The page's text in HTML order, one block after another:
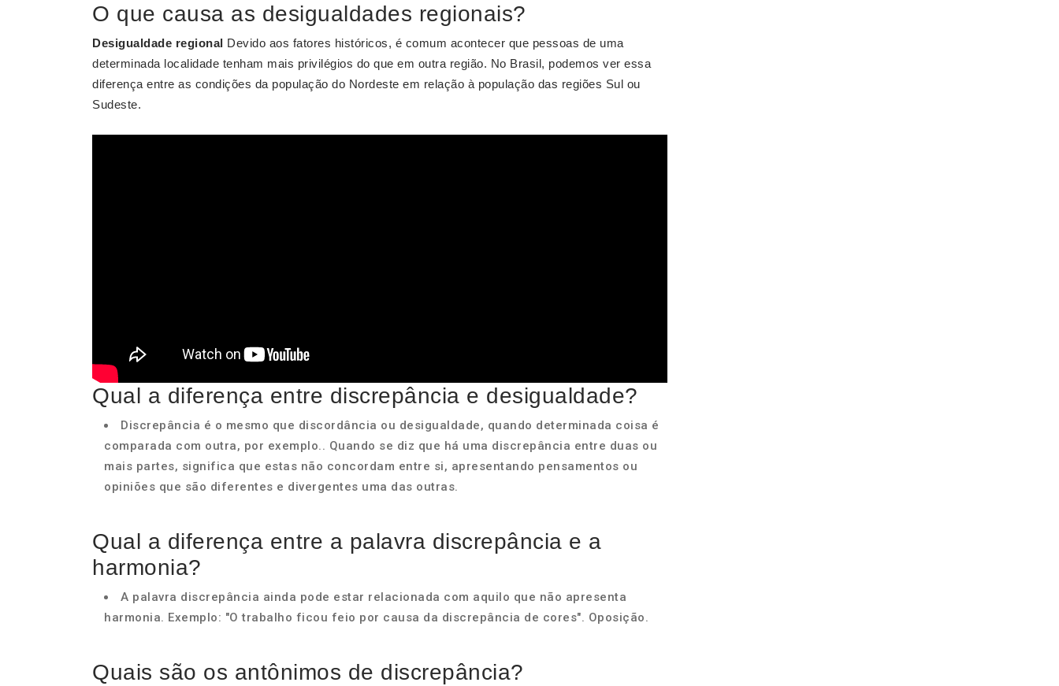
O que causa as desigualdades regionais?
Desigualdade regional Devido aos fatores históricos, é comum acontecer que pessoas de uma
determinada localidade tenham mais privilégios do que em outra região. No Brasil, podemos ver essa
diferença entre as condições da população do Nordeste em relação à população das regiões Sul ou
Sudeste.
Qual a diferença entre discrepância e desigualdade?
Discrepância é o mesmo que discordância ou desigualdade, quando determinada coisa é
comparada com outra, por exemplo.. Quando se diz que há uma discrepância entre duas ou
mais partes, significa que estas não concordam entre si, apresentando pensamentos ou
opiniões que são diferentes e divergentes uma das outras.
Qual a diferença entre a palavra discrepância e a
harmonia?
A palavra discrepância ainda pode estar relacionada com aquilo que não apresenta
harmonia. Exemplo: "O trabalho ficou feio por causa da discrepância de cores". Oposição.
Quais são os antônimos de discrepância?